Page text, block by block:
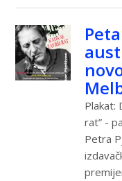
Plakat:
rat” -
Petra